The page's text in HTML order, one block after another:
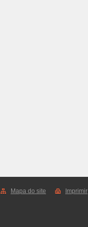
Mapa do site Imprimir